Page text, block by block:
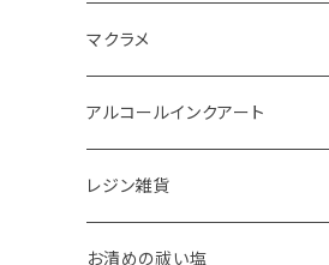
コースター
アクセサリートレイ
ペーパーウェイト
体験教室
マクラメ
ピアス
キーホルダー
タペストリー
アルコールインクアート
アクセサリートレイ
スマホケース
レジン雑貨
ピアス
お清めの祓い塩